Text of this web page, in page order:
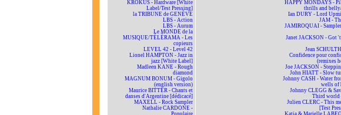
KROKUS - Hardware [White
Label/Test Pressing]
la TRIBUNE de GENÈVE
LBS - Action
LBS - Aurum
Le MONDE de la
MUSIQUE/TÉLÉRAMA - Les
copieurs
LEVEL 42 - Level 42
Lionel HAMPTON - Jazz in
jazz [White Label]
Madleen KANE - Rough
diamond
MAGNUM BONUM - Gigolo
(english version)
Maurice BITTER - Chants et
danses d'Argentine [dédicacé]
MAXELL - Rock Sampler
Nathalie CARDONE -
Populaire
HAPPY MONDAYS -
thrills and
Ian DURY - Lord
JAM -
JAMIROQUAI -
Janet JACKSON - Got
Jean
Confidence pour
(remixes
Joe JACKSON -
John HIATT - Slow
Johnny CASH - Water
wells of
Johnny CLEGG &
Third world
Julien CLERC - This
[Test
Katia & Marielle